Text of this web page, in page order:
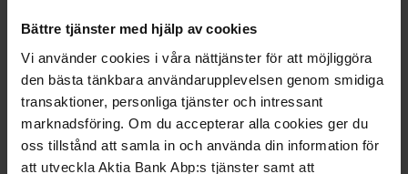
Bättre tjänster med hjälp av cookies
Vi använder cookies i våra nättjänster för att möjliggöra
den bästa tänkbara användarupplevelsen genom smidiga
transaktioner, personliga tjänster och intressant
marknadsföring. Om du accepterar alla cookies ger du
oss tillstånd att samla in och använda din information för
att utveckla Aktia Bank Abp:s tjänster samt att
Aktia Bank Abp (”Aktia”) har producerat denna
presentation för investerarnas bruk. Informationen är
samlad från offentligt tillgängliga källor som Aktia anser
vara tillförlitliga. Aktia ansvarar dock varken för riktigheten